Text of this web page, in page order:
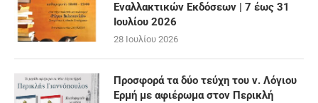
Εναλλακτικών Εκδόσεων | 7 έως 31
Ιουλίου 2026
28 Ιουλίου 2026
Προσφορά τα δύο τεύχη του ν. Λόγιου
Ερμή με αφιέρωμα στον Περικλή